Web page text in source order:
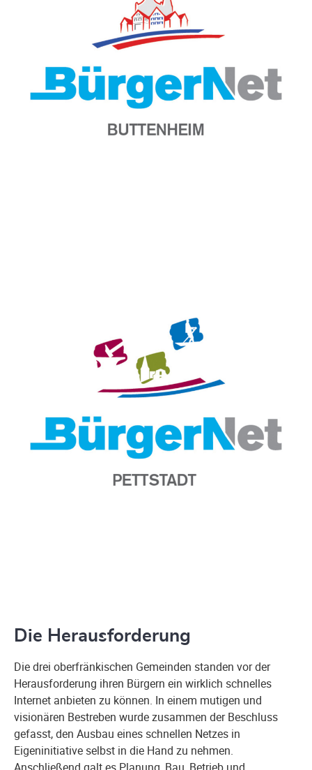
Die Herausforderung
Die drei oberfränkischen Gemeinden standen vor der
Herausforderung ihren Bürgern ein wirklich schnelles
Internet anbieten zu können. In einem mutigen und
visionären Bestreben wurde zusammen der Beschluss
gefasst, den Ausbau eines schnellen Netzes in
Eigeninitiative selbst in die Hand zu nehmen.